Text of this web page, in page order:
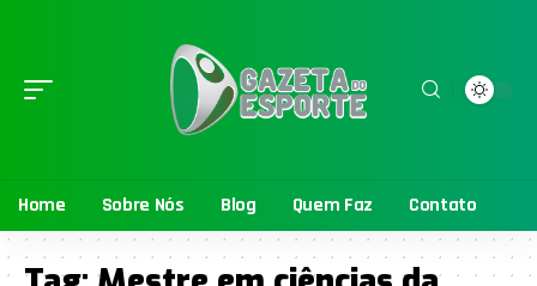
Home Sobre Nós Blog Quem Faz Contato